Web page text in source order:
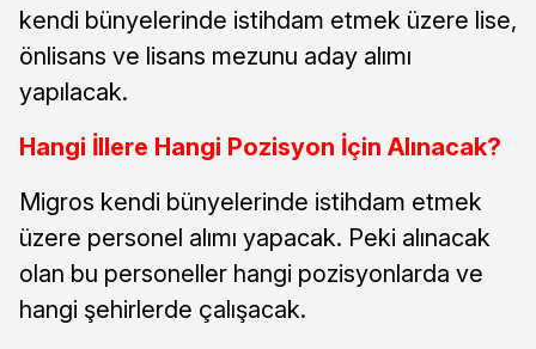
kendi bünyelerinde istihdam etmek üzere lise,
önlisans ve lisans mezunu aday alımı
yapılacak.
Hangi İllere Hangi Pozisyon İçin Alınacak?
Migros kendi bünyelerinde istihdam etmek
üzere personel alımı yapacak. Peki alınacak
olan bu personeller hangi pozisyonlarda ve
hangi şehirlerde çalışacak.